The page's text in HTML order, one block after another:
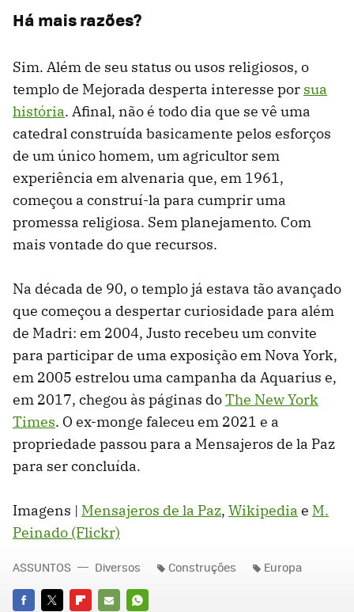
Há mais razões?
Sim. Além de seu status ou usos religiosos, o
templo de Mejorada desperta interesse por sua
história. Afinal, não é todo dia que se vê uma
catedral construída basicamente pelos esforços
de um único homem, um agricultor sem
experiência em alvenaria que, em 1961,
começou a construí-la para cumprir uma
promessa religiosa. Sem planejamento. Com
mais vontade do que recursos.
Na década de 90, o templo já estava tão avançado
que começou a despertar curiosidade para além
de Madri: em 2004, Justo recebeu um convite
para participar de uma exposição em Nova York,
em 2005 estrelou uma campanha da Aquarius e,
em 2017, chegou às páginas doThe New York
Times. O ex-monge faleceu em 2021 e a
propriedade passou para a Mensajeros de la Paz
para ser concluída.
Imagens | Mensajeros de la Paz, Wikipedia e M.
Peinado (Flickr)
ASSUNTOS Diversos Construções Europa